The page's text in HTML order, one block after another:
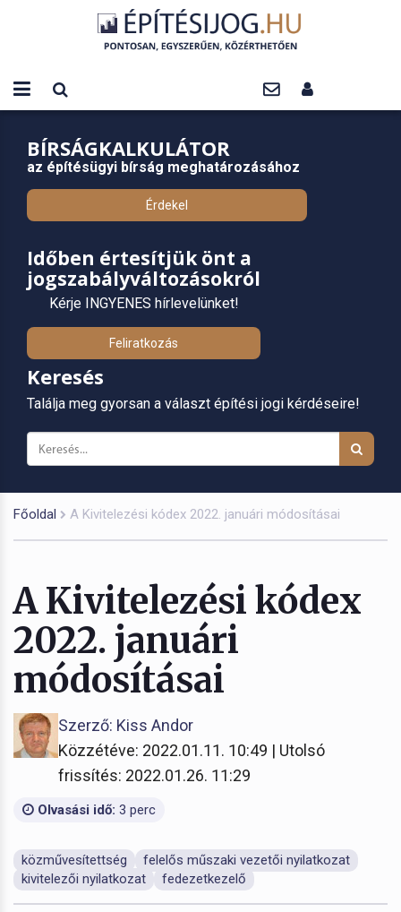
BÍRSÁGKALKULÁTOR
az építésügyi bírság meghatározásához
Érdekel
Időben értesítjük önt a
jogszabályváltozásokról
Kérje INGYENES hírlevelünket!
Feliratkozás
Keresés
Találja meg gyorsan a választ építési jogi kérdéseire!
Főoldal A Kivitelezési kódex 2022. januári módosításai
A Kivitelezési kódex
2022. januári
módosításai
Szerző: Kiss Andor
Közzétéve: 2022.01.11. 10:49 | Utolsó
frissítés: 2022.01.26. 11:29
Olvasási idő: 3 perc
közművesítettség
felelős műszaki vezetői nyilatkozat
kivitelezői nyilatkozat
fedezetkezelő